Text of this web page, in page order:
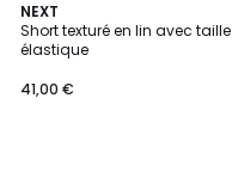
NEXT
Short texturé en lin avec taille
élastique
41,00 €